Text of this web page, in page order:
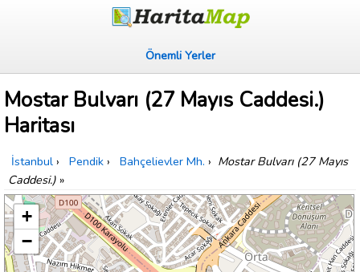
Önemli Yerler
Mostar Bulvarı (27 Mayıs Caddesi.)
Haritası
İstanbul › Pendik › Bahçelievler Mh. › Mostar Bulvarı (27 Mayıs
Caddesi.) »
+
−